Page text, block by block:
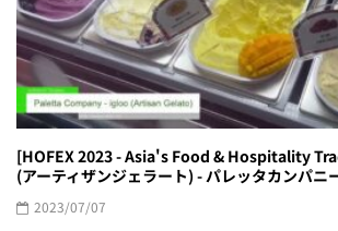
[HOFEX 2023 - Asia's Food & Hospitality
(アーティザンジェラート) - パレッタカンパニ
2023/07/07